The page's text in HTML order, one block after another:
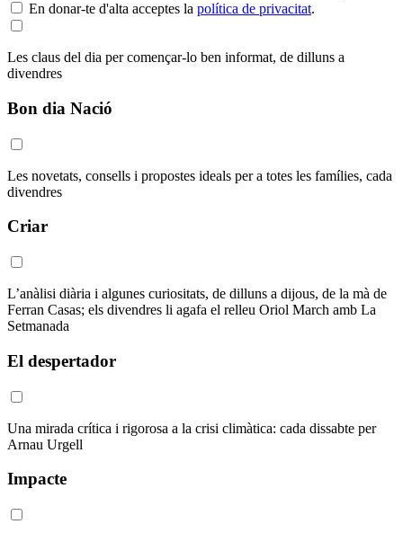
En donar-te d'alta acceptes la política de privacitat.
Les claus del dia per començar-lo ben informat, de dilluns a
divendres
Bon dia Nació
Les novetats, consells i propostes ideals per a totes les famílies, cada
divendres
Criar
L’anàlisi diària i algunes curiositats, de dilluns a dijous, de la mà de
Ferran Casas; els divendres li agafa el relleu Oriol March amb La
Setmanada
El despertador
Una mirada crítica i rigorosa a la crisi climàtica: cada dissabte per
Arnau Urgell
Impacte